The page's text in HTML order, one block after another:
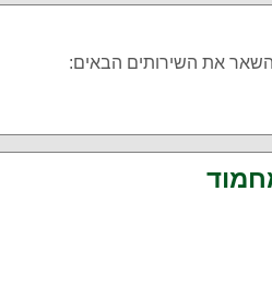
השאר את השירותים הבאים: